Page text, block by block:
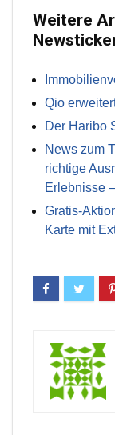
Weitere
Qio
Der Haribo
News zum
richtige
Erlebnisse
Gratis-
Karte mit